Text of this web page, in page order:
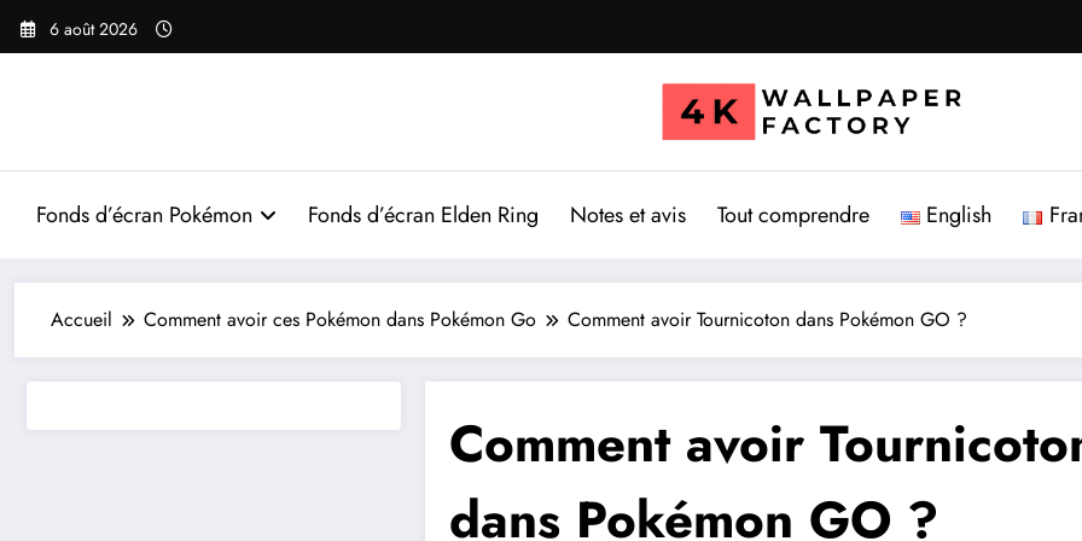
Aller
6 août 2026
Fonds d’écran Pokémon Fonds d’écran Elden Ring Notes et avis Tout comprendre English
Accueil Comment avoir ces Pokémon dans Pokémon Go Comment avoir Tournicoton dans Pokémon GO ?
Comment avoir
dans Pokémon GO ?